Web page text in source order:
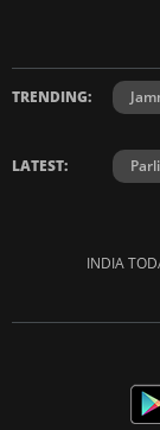
TRENDING:
LATEST:
INDIA